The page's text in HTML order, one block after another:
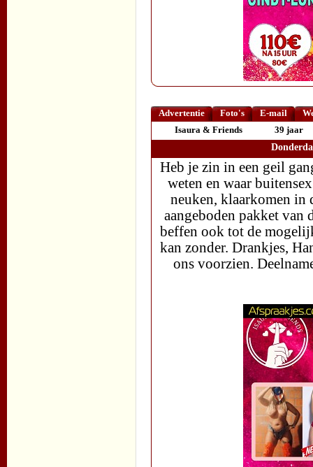
Advertentie Foto's E-mail
Isaura & Friends
39 jaar
Heb je zin in een geil
weten en waar
neuken, klaarkomen in
aangeboden pakket van
beffen ook tot de
kan zonder. Drankjes,
ons voorzien.